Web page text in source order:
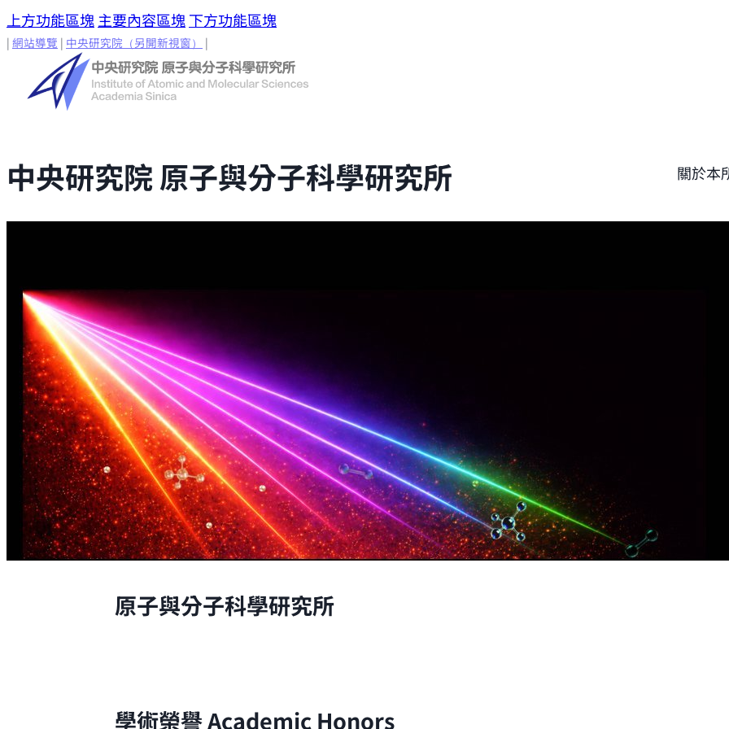
上方功能區塊 主要內容區塊 下方功能區塊
| 網站導覽 | 中央研究院 （另開新視窗） |
關於本
中央研究院 原子與分子科學研究所
原子與分子科學研究所
學術榮譽Academic Honors